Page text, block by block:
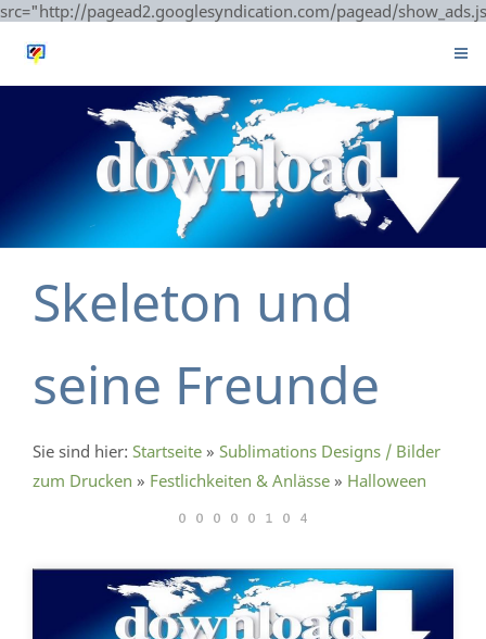
src="http://pagead2.googlesyndication.com/pagead/
Skeleton und
seine Freunde
Sie sind hier: Startseite » Sublimations Designs / Bilder
zum Drucken » Festlichkeiten & Anlässe » Halloween